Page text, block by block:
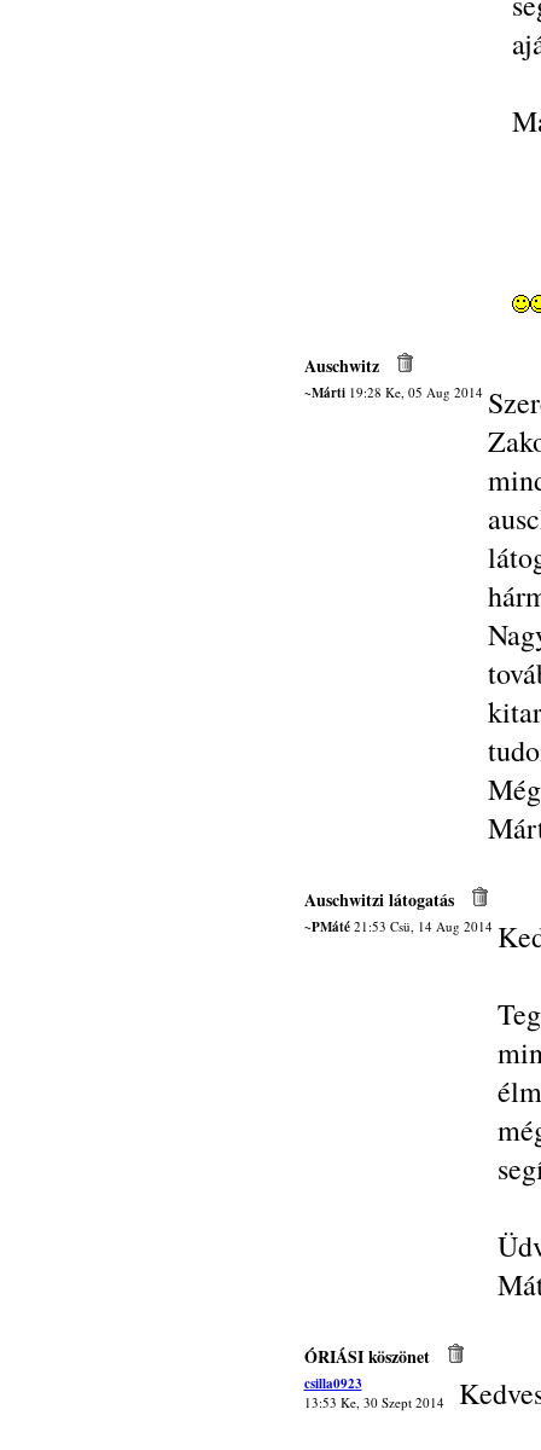
Auschwitz
~Márti19:28 Ke, 05 Aug 2014
Auschwitzi látogatás
~PMáté21:53 Csü, 14 Aug 2014
ÓRIÁSI köszönet
csilla0923
13:53 Ke, 30 Szept 2014